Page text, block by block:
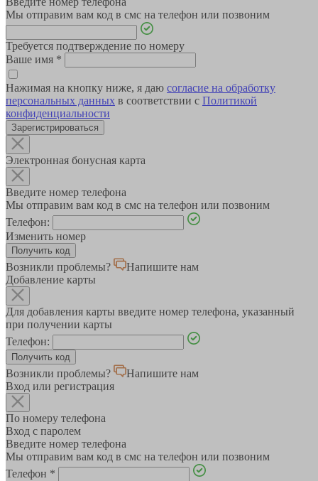
Мы отправим вам код в смс на телефон или позвоним
Требуется подтверждение по номеру
Ваше имя *
Нажимая на кнопку ниже, я даю согласие на обработку
персональных данных в соответствии с Политикой
конфиденциальности
Зарегистрироваться
Электронная бонусная карта
Введите номер телефона
Мы отправим вам код в смс на телефон или позвоним
Телефон:
Изменить номер
Возникли проблемы?
Напишите нам
Добавление карты
Для добавления карты введите номер телефона, указанный
при получении карты
Телефон:
Возникли проблемы?
Напишите нам
Вход или регистрация
По номеру телефона
Вход с паролем
Введите номер телефона
Мы отправим вам код в смс на телефон или позвоним
Телефон *